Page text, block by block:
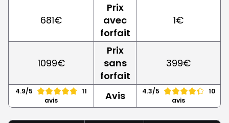
681€
Prix
avec
forfait
1€
1099€
Prix
sans
forfait
399€
4.9/5
11
avis
Avis 4.3/5
10
avis